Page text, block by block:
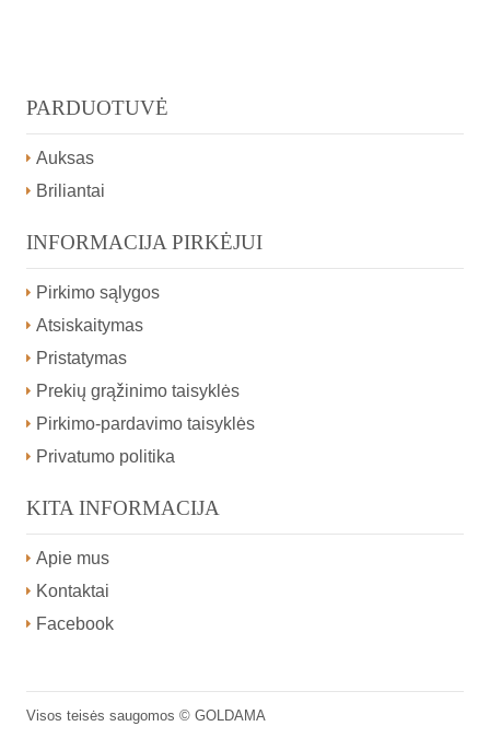
PARDUOTUVĖ
Auksas
Briliantai
INFORMACIJA PIRKĖJUI
Pirkimo sąlygos
Atsiskaitymas
Pristatymas
Prekių grąžinimo taisyklės
Pirkimo-pardavimo taisyklės
Privatumo politika
KITA INFORMACIJA
Apie mus
Kontaktai
Facebook
Visos teisės saugomos © GOLDAMA